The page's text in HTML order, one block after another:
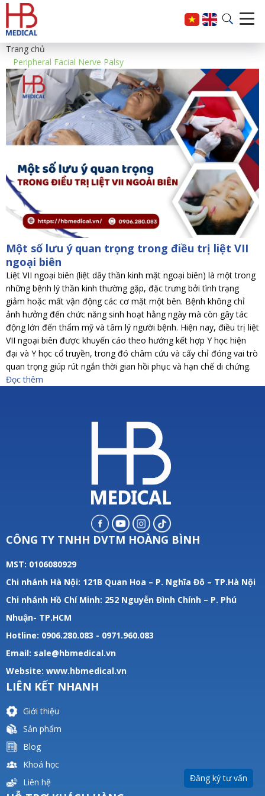
Trang chủ
Peripheral Facial Nerve Palsy
Một số lưu ý quan trọng trong điều trị liệt VII
ngoại biên
Liệt VII ngoại biên (liệt dây thần kinh mặt ngoại biên) là một trong
những bệnh lý thần kinh thường gặp, đặc trưng bởi tình trạng
giảm hoặc mất vận động các cơ mặt một bên. Bệnh không chỉ
ảnh hưởng đến chức năng sinh hoạt hằng ngày mà còn gây tác
động lớn đến thẩm mỹ và tâm lý người bệnh. Hiện nay, điều trị liệt
VII ngoại biên được khuyến cáo theo hướng kết hợp Y học hiện
đại và Y học cổ truyền, trong đó châm cứu và cấy chỉ đóng vai trò
quan trọng giúp rút ngắn thời gian hồi phục và hạn chế di chứng.
Đọc thêm
Đăng ký tư vấn
CÔNG TY TNHH DVTM HOÀNG BÌNH
MST: 0106080929
Chi nhánh Hà Nội: 121B Quan Hoa – P. Nghĩa Đô – TP.Hà Nội
Chi nhánh Hồ Chí Minh: 252 Nguyễn Đình Chính – P. Phú
Nhuận- TP.HCM
Hotline: 0906.280.083 - 0971.960.083
Email: sale@hbmedical.vn
Website: www.hbmedical.vn
LIÊN KẾT NHANH
Giới thiệu
Sản phẩm
Blog
Khoá học
Liên hệ